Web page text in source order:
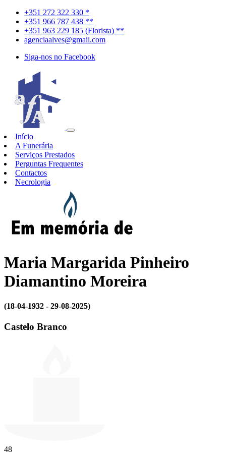
+351 272 322 330 *
+351 966 787 438 **
+351 963 229 185 (Florista) **
agenciaalves@gmail.com
Siga-nos no Facebook
Início
A Funerária
Serviços Prestados
Perguntas Frequentes
Contactos
Necrologia
Maria Margarida Pinheiro
Diamantino Moreira
(18-04-1932 - 29-08-2025)
Castelo Branco
48